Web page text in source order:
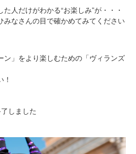
人だけがわかる“お楽しみ”が・・・
みなさんの目で確かめてみてください
ン」をより楽しむための「ヴィランズ
しました